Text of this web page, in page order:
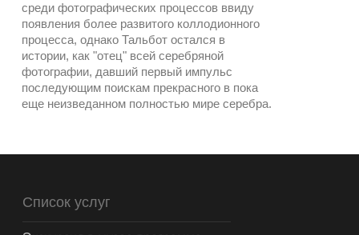
среди фотографических процессов ввиду
появления более развитого коллодионного
процесса, однако Тальбот остался в
истории, как "отец" всей серебряной
фотографии, давший первый импульс
последующим поискам прекрасного в пока
еще неизведанном полностью мире серебра.
Список услуг